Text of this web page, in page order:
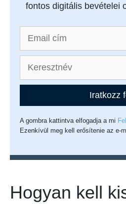
fontos digitális bevételei
Iratkozz
A gombra kattintva elfogadja a mi
Ezenkívül meg kell erősítenie az e-
Hogyan kell